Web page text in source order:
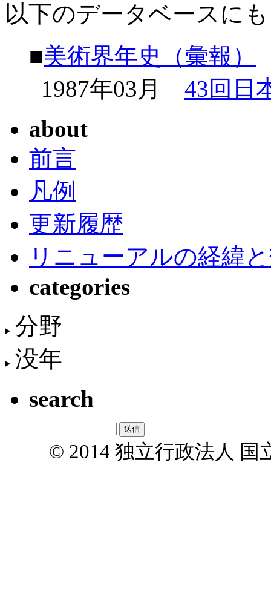
以下のデータベースに
■美術界年史（彙報）
1987年03月 43回日
about
前言
凡例
更新履歴
リニューアルの経緯
categories
分野
没年
search
© 2014 独立行政法人 国